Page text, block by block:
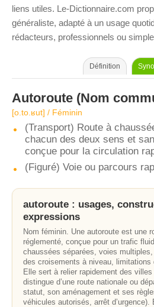
liens utiles. Le-Dictionnaire.com
généraliste, adapté à un usage
rédacteurs, professionnels ou
Définition
Autoroute (Nom
[o.to.ʁut] / Féminin
(Transport) Route à
chacun des deux sens et
conçue pour la circulation
(Figuré) Voie ou parcours
autoroute : usages,
expressions
Nom féminin. Une autoroute est une
réglementé, conçue pour un trafic
chaussées séparées, voies
des croisements à niveau,
Elle sert à relier rapidement des
distingue d’une route nationale ou
statut, son aménagement et ses
véhicules autorisés, arrêt d’urgence).